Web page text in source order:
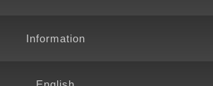
Information